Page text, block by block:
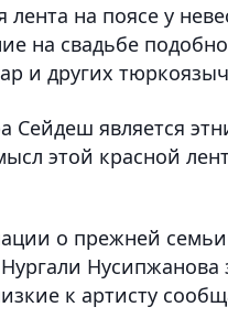
лента на поясе у
на свадьбе
и других
Сейдеш является
этой красной
о прежней семьи
Нусипжанова
к артисту